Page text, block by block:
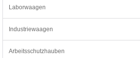
Laborwaagen
Industriewaagen
Arbeitsschutzhauben